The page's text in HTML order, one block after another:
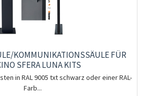
KOMMUNIKATIONSSÄULE FÜR
SFERA LUNA KITS
in RAL 9005 txt schwarz oder einer RAL-
Farb...